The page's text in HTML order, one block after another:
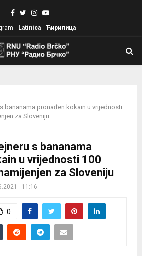
Facebook
TwitterInstagram
Youtube
Latinica Ћирилица
bananama pronađen kokain u vrijednosti
za Sloveniju
s bananama
u vrijednosti 100
za Sloveniju
- 11:16
0